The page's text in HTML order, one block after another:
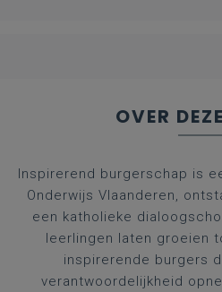
OVER
Inspirerend burgerschap is
Onderwijs Vlaanderen,
een katholieke
leerlingen laten groeien
inspirerende burgers
verantwoordelijkheid